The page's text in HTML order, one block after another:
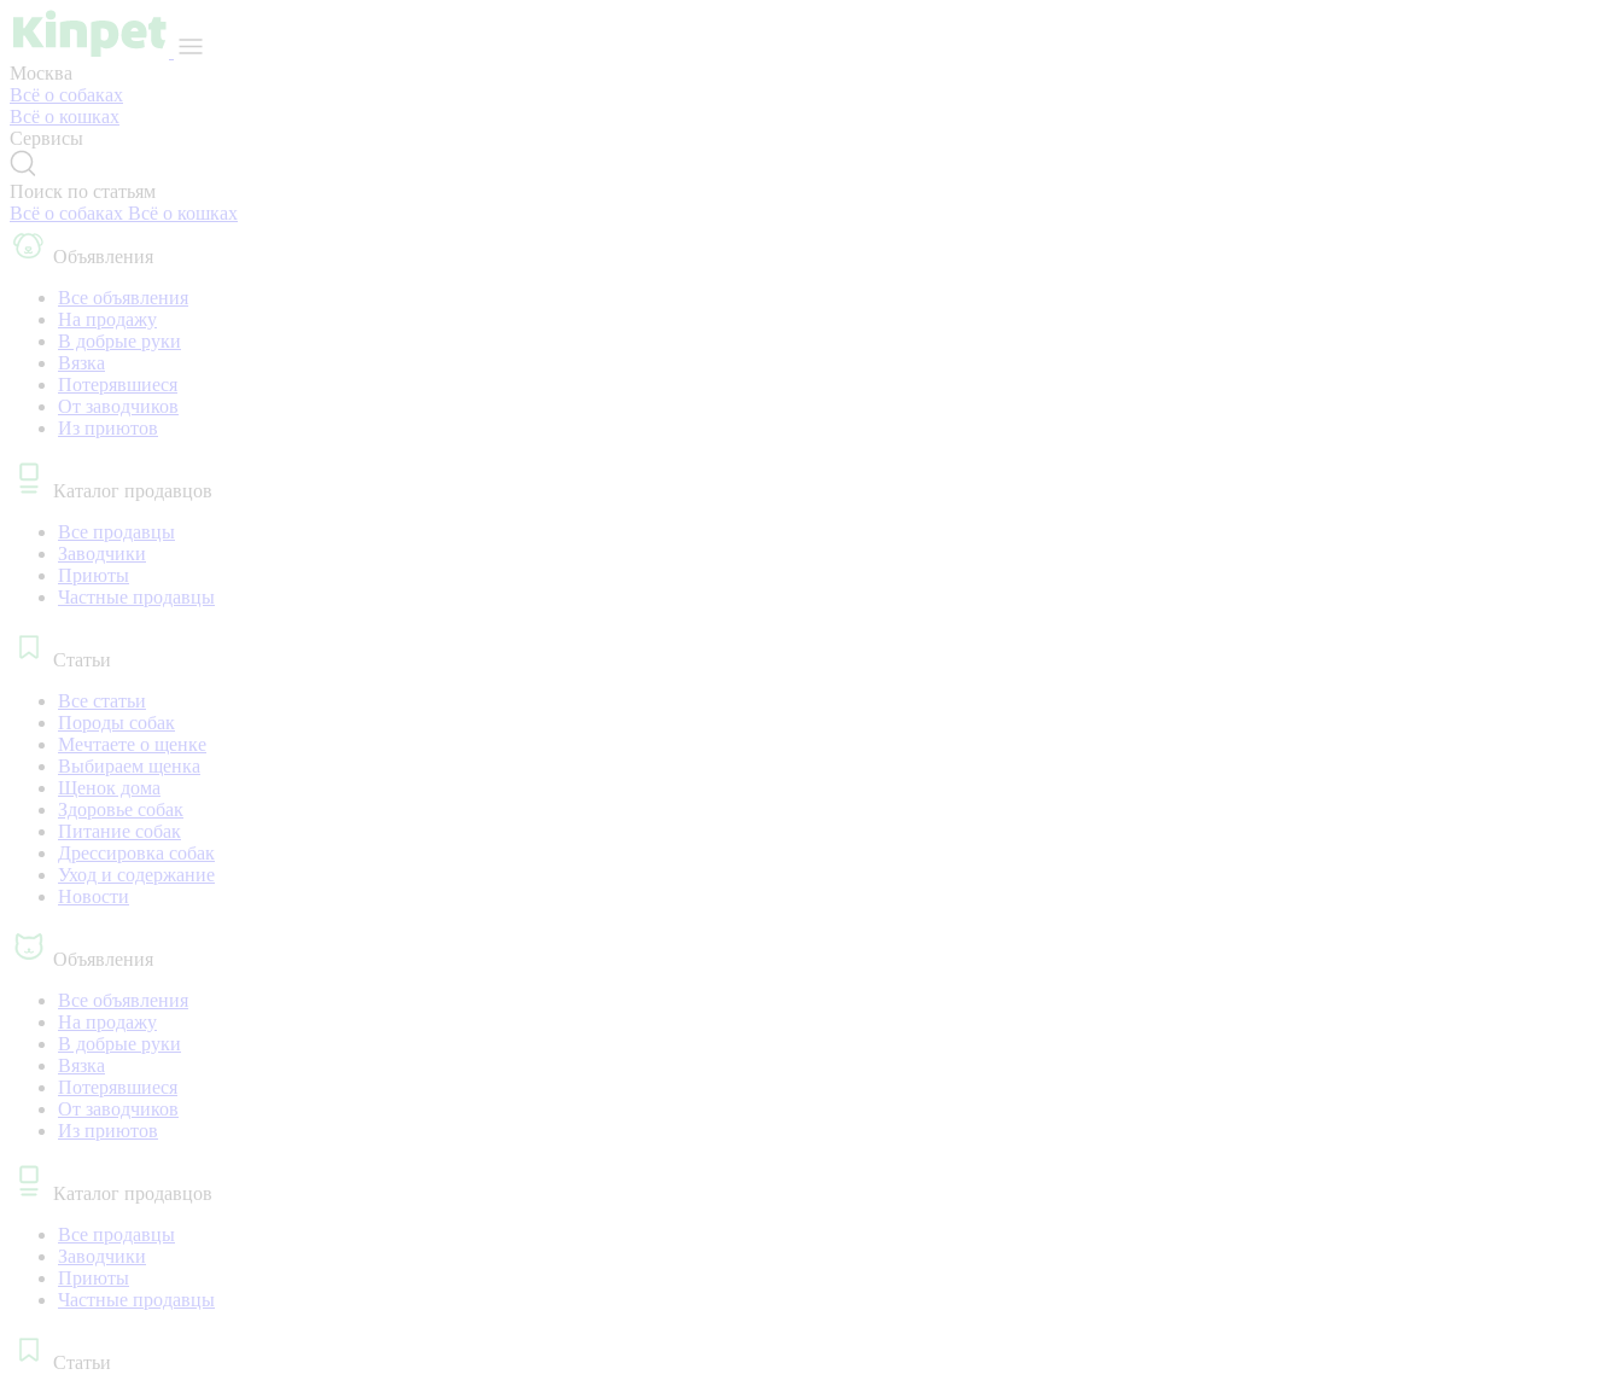
Москва
Всё о собаках
Всё о кошках
Сервисы
Поиск по статьям
Всё о собаках Всё о кошках
Объявления
Все объявления
На продажу
В добрые руки
Вязка
Потерявшиеся
От заводчиков
Из приютов
Каталог продавцов
Все продавцы
Заводчики
Приюты
Частные продавцы
Статьи
Все статьи
Породы собак
Мечтаете о щенке
Выбираем щенка
Щенок дома
Здоровье собак
Питание собак
Дрессировка собак
Уход и содержание
Новости
Объявления
Все объявления
На продажу
В добрые руки
Вязка
Потерявшиеся
От заводчиков
Из приютов
Каталог продавцов
Все продавцы
Заводчики
Приюты
Частные продавцы
Статьи